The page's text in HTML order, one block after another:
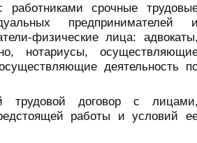
работниками срочные
предпринимателей и
физические лица: адвокаты,
нотариусы,
деятельность
трудовой договор с лицами,
работы и условий